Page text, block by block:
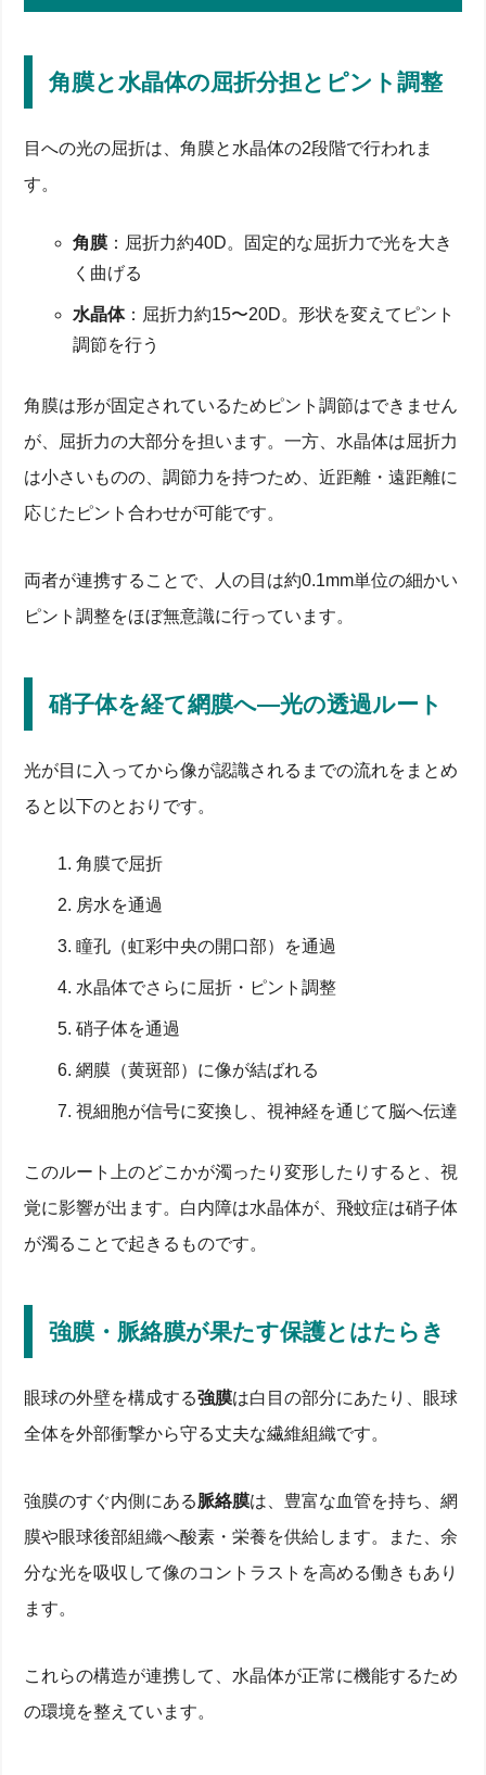
角膜と水晶体の屈折分担とピント調整
目への光の屈折は、角膜と水晶体の2段階で行われま
す。
角膜 ：屈折力約40D。固定的な屈折力で光を大き
く曲げる
水晶体：屈折力約15〜20D。形状を変えてピント
調節を行う
角膜は形が固定されているためピント調節はできません
が、屈折力の大部分を担います。一方、水晶体は屈折力
は小さいものの、調節力を持つため、近距離・遠距離に
応じたピント合わせが可能です。
両者が連携することで、人の目は約0.1mm単位の細かい
ピント調整をほぼ無意識に行っています。
硝子体を経て網膜へ—光の透過ルート
光が目に入ってから像が認識されるまでの流れをまとめ
ると以下のとおりです。
角膜で屈折
房水を通過
瞳孔（虹彩中央の開口部）を通過
水晶体でさらに屈折・ピント調整
硝子体を通過
網膜（黄斑部）に像が結ばれる
視細胞が信号に変換し、視神経を通じて脳へ伝達
このルート上のどこかが濁ったり変形したりすると、視
覚に影響が出ます。白内障は水晶体が、飛蚊症は硝子体
が濁ることで起きるものです。
強膜・脈絡膜が果たす保護とはたらき
眼球の外壁を構成する強膜は白目の部分にあたり、眼球
全体を外部衝撃から守る丈夫な繊維組織です。
強膜のすぐ内側にある脈絡膜は、豊富な血管を持ち、網
膜や眼球後部組織へ酸素・栄養を供給します。また、余
分な光を吸収して像のコントラストを高める働きもあり
ます。
これらの構造が連携して、水晶体が正常に機能するため
の環境を整えています。
カメラと比較！光を屈折させる仕組み
透過率99％を支える細胞のはたらき
虹彩・瞳孔・毛様体による調節の仕組み
房水と硝子体が支える栄養＆空間バランス
角膜との違いは？水晶体・虹彩・硝子体が連携する視
硝子体を経て網膜へ—光の透過ルート
強膜・脈絡膜が果たす保護とはたらき
水晶体がないとどうなる？ピント調節と視覚障害を徹